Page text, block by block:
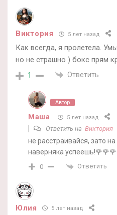
Виктория 5 лет назад
Как всегда, я пролетела.
но не страшно ) бокс прям
1 Ответить
Автор
Маша 5 лет назад
Ответить на Виктория
не расстраивайся, зато
наверняка
0 Ответить
Юлия 5 лет назад